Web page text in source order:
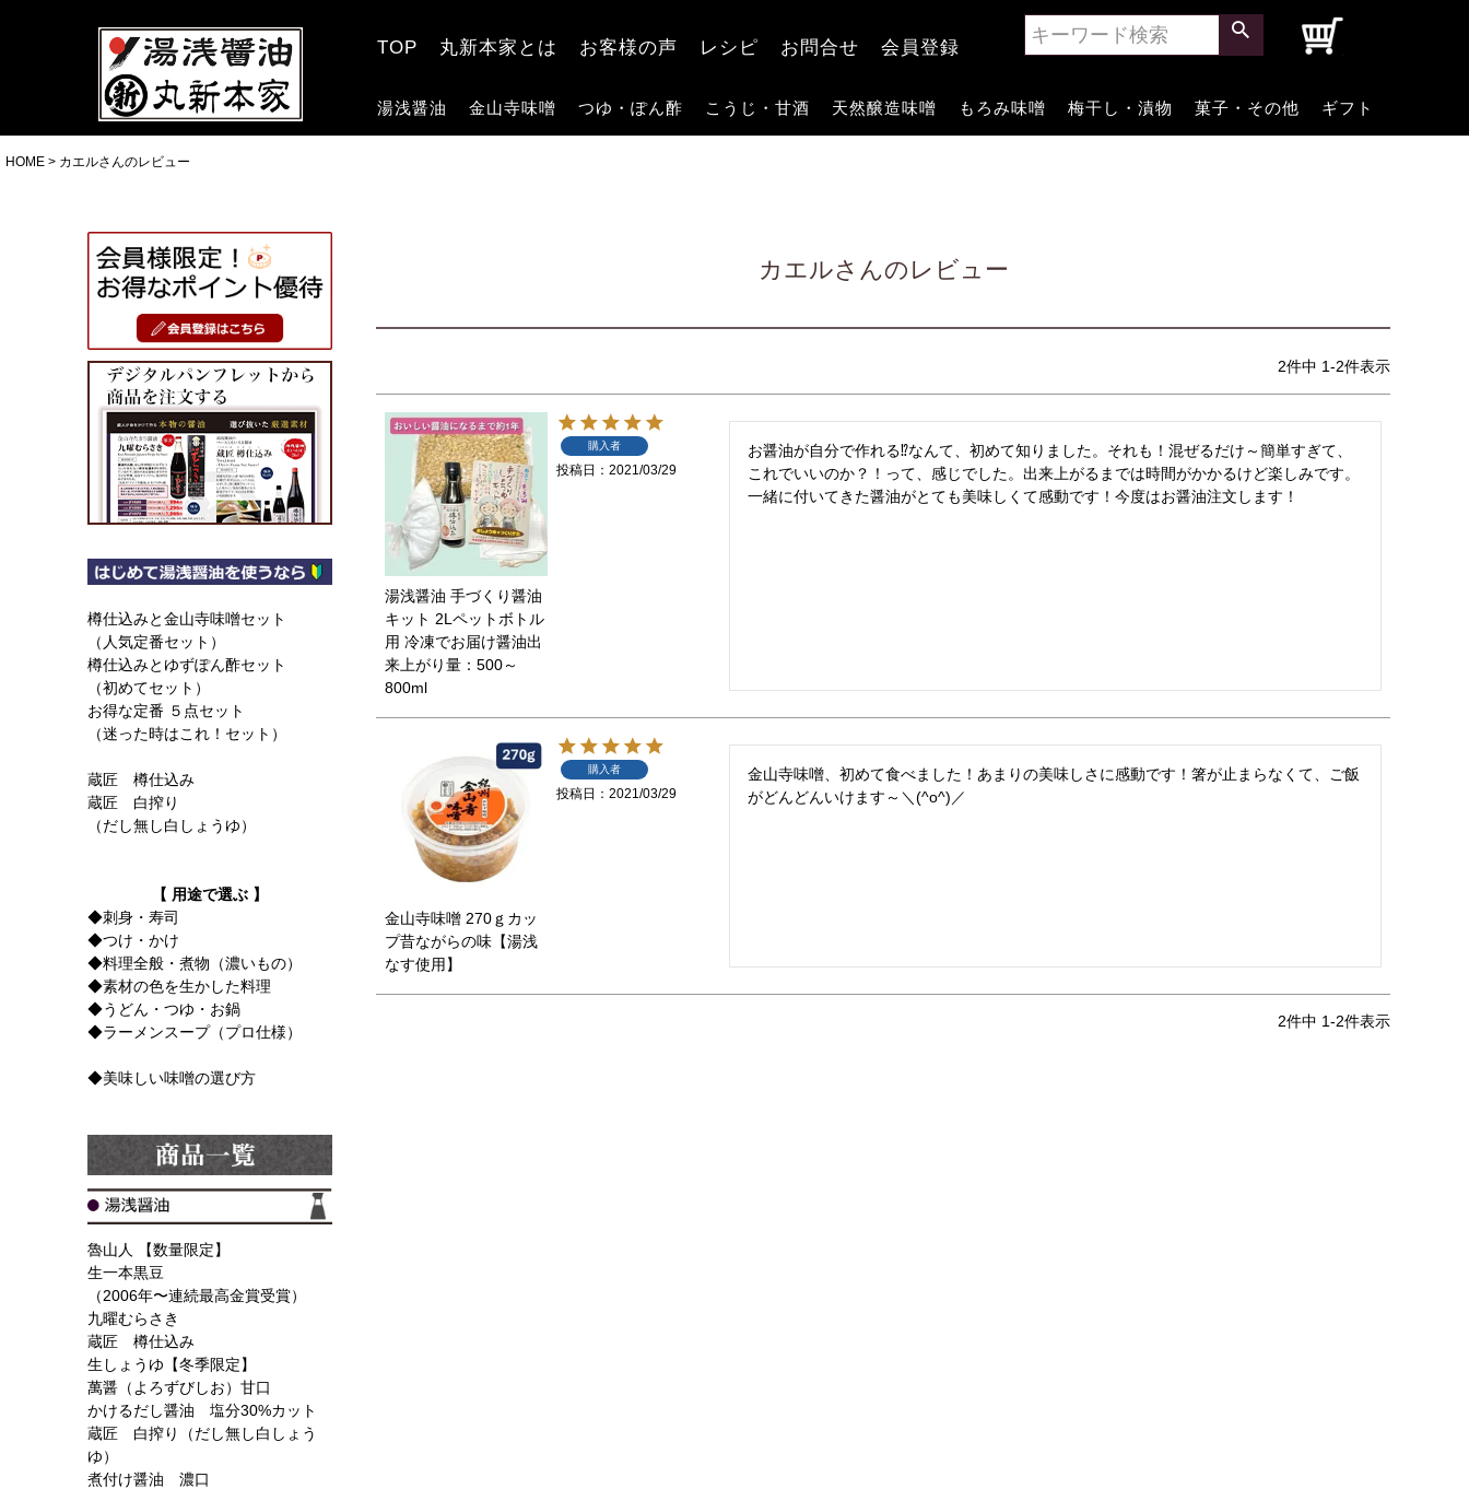
TOP 丸新本家とは お客様の声 レシピ お問合せ 会員登録
湯浅醤油 金山寺味噌 つゆ・ぽん酢 こうじ・甘酒 天然醸造味噌 もろみ味噌 梅干し・漬物 菓子・その他 ギフト
HOME カエルさんのレビュー
樽仕込みと金山寺味噌セット
（人気定番セット）
樽仕込みとゆずぽん酢セット
（初めてセット）
お得な定番 ５点セット
（迷った時はこれ！セット）
蔵匠 樽仕込み
蔵匠 白搾り
（だし無し白しょうゆ）
【 用途で選ぶ 】
◆刺身・寿司
◆つけ・かけ
◆料理全般・煮物（濃いもの）
◆素材の色を生かした料理
◆うどん・つゆ・お鍋
◆ラーメンスープ（プロ仕様）
◆美味しい味噌の選び方
魯山人 【数量限定】
生一本黒豆
（2006年〜連続最高金賞受賞）
九曜むらさき
蔵匠 樽仕込み
生しょうゆ【冬季限定】
萬醤（よろずびしお）甘口
かけるだし醤油 塩分30%カット
蔵匠 白搾り（だし無し白しょう
ゆ）
煮付け醤油 濃口
カエルさんのレビュー
2件中 1-2件表示
湯浅醤油 手づくり醤油
キット 2Lペットボトル
用 冷凍でお届け醤油出
来上がり量：500～
800ml
購入者
投稿日 2021/03/29
お醤油が自分で作れる⁉️なんて、初めて知りました。それも！混ぜるだけ～簡単すぎて、
これでいいのか？！って、感じでした。出来上がるまでは時間がかかるけど楽しみです。
一緒に付いてきた醤油がとても美味しくて感動です！今度はお醤油注文します！
金山寺味噌 270ｇカッ
プ昔ながらの味【湯浅
なす使用】
購入者
投稿日 2021/03/29
金山寺味噌、初めて食べました！あまりの美味しさに感動です！箸が止まらなくて、ご飯
がどんどんいけます～＼(^o^)／
2件中 1-2件表示